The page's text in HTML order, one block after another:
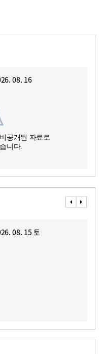
08. 16
공개된 자료로
니다.
08. 15 토